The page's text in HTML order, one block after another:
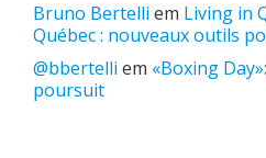
Bruno Bertelli em Living in
Québec : nouveaux outils
@bbertelli em «Boxing
poursuit